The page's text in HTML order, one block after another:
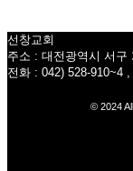
선창교회
주소 : 대전광역시 서구
전화 : 042) 528-910~4
© 2024